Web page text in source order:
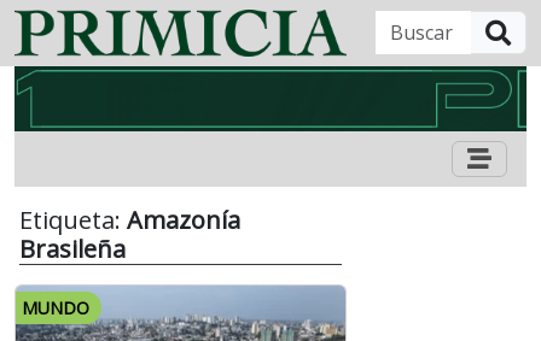
Etiqueta: Amazonía
Brasileña
MUNDO